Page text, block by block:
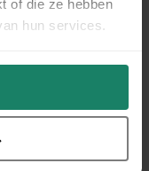
of die ze hebben
hun services.